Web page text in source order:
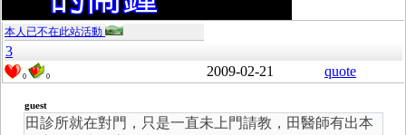
本人已不在此站活動
3
0 0 2009-02-21 quote
guest
田診所就在對門，只是一直未上門請教，田醫師有出本